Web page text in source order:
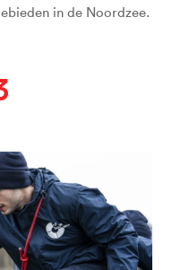
in de Noordzee.